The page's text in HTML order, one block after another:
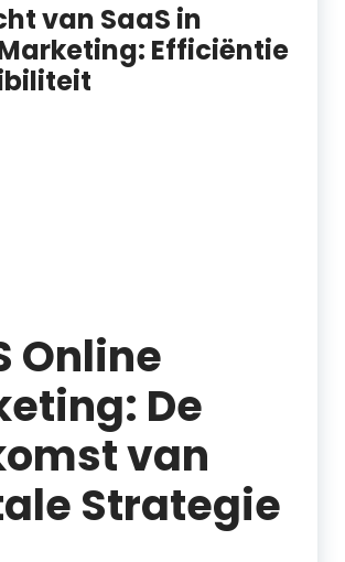
van SaaS in
Efficiëntie
Online
De
van
Strategie